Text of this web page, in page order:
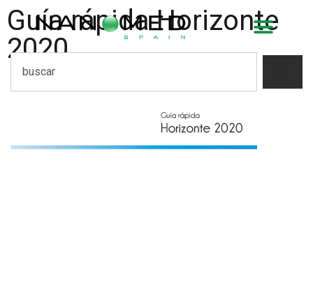
Guía rápida Horizonte
2020